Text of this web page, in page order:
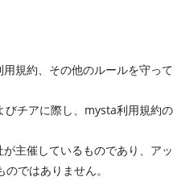
規約、その他のルールを守って
びチアに際し、mysta利用規約の
主催しているものであり、アッ
ではありません。